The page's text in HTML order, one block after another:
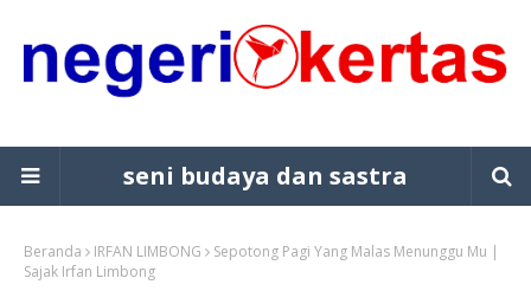
seni budaya dan sastra
Beranda IRFAN LIMBONG
Sepotong Pagi Yang Malas Menunggu Mu |
Sajak Irfan Limbong